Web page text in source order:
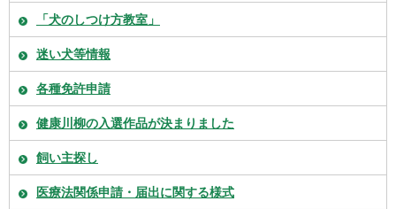
「犬のしつけ方教室」
迷い犬等情報
各種免許申請
健康川柳の入選作品が決まりました
飼い主探し
医療法関係申請・届出に関する様式